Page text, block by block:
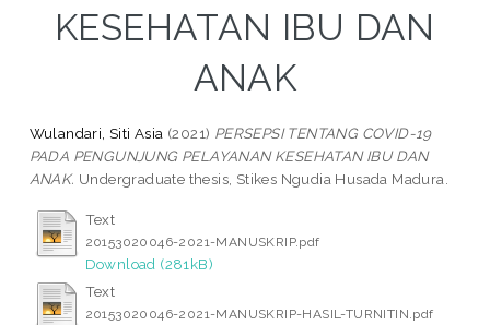
KESEHATAN IBU DAN
ANAK
Wulandari, Siti Asia (2021) PERSEPSI TENTANG COVID-19
PADA PENGUNJUNG PELAYANAN KESEHATAN IBU DAN
ANAK. Undergraduate thesis, Stikes Ngudia Husada Madura.
Text
20153020046-2021-MANUSKRIP.pdf
Download (281kB)
Text
20153020046-2021-MANUSKRIP-HASIL-TURNITIN.pdf